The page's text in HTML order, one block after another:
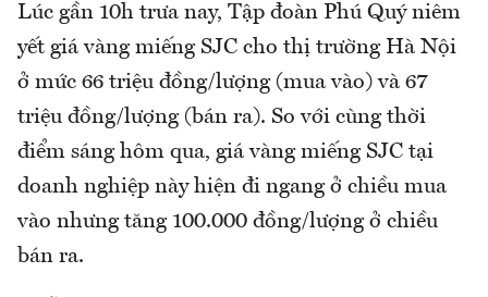
Lúc gần 10h trưa nay, Tập đoàn Phú Quý niêm
yết giá vàng miếng SJC cho thị trường Hà Nội
ở mức 66 triệu đồng/lượng (mua vào) và 67
triệu đồng/lượng (bán ra). So với cùng thời
điểm sáng hôm qua, giá vàng miếng SJC tại
doanh nghiệp này hiện đi ngang ở chiều mua
vào nhưng tăng 100.000 đồng/lượng ở chiều
bán ra.